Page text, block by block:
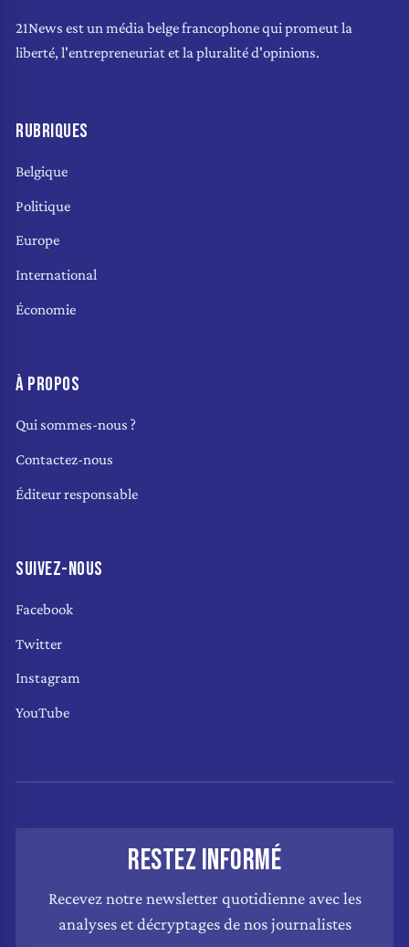
21News est un média belge francophone qui promeut la
liberté, l'entrepreneuriat et la pluralité d'opinions.
RUBRIQUES
Belgique
Politique
Europe
International
Économie
À PROPOS
Qui sommes-nous ?
Contactez-nous
Éditeur responsable
SUIVEZ-NOUS
Facebook
Twitter
Instagram
YouTube
RESTEZ INFORMÉ
Recevez notre newsletter quotidienne avec les
analyses et décryptages de nos journalistes